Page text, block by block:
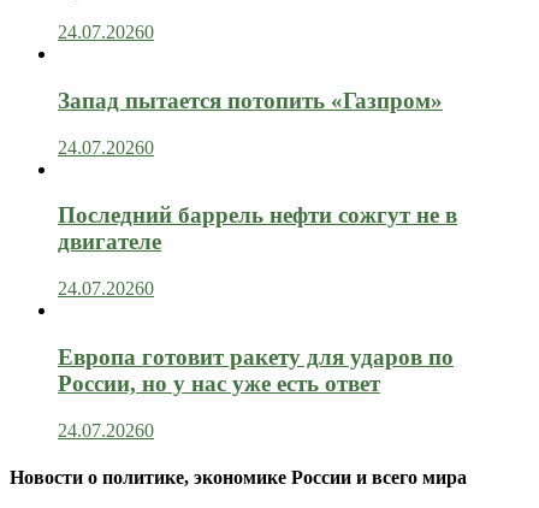
24.07.20260
Запад пытается потопить «Газпром»
24.07.20260
Последний баррель нефти сожгут не в
двигателе
24.07.20260
Европа готовит ракету для ударов по
России, но у нас уже есть ответ
24.07.20260
Новости о политике, экономике России и всего мира